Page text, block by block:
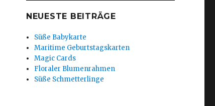
NEUESTE BEITRÄGE
Süße Babykarte
Maritime Geburtstagskarten
Magic Cards
Floraler Blumenrahmen
Süße Schmetterlinge